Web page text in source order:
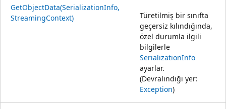
GetObjectData(SerializationInfo,
StreamingContext)
Türetilmiş bir sınıfta
geçersiz kılındığında,
özel durumla ilgili
bilgilerle
SerializationInfo
ayarlar.
(Devralındığı yer:
Exception)